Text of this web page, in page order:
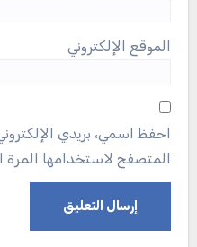
الموقع الإلكتروني
احفظ اسمي، بريدي
المتصفح لاستخدامها المرة